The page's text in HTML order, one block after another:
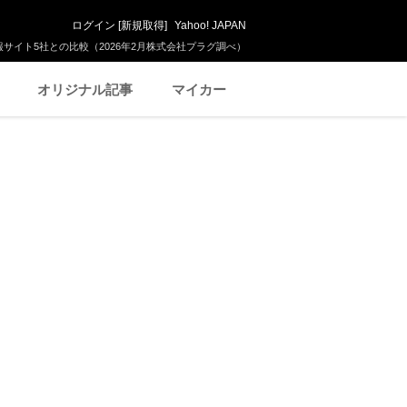
イト5社との比較（2026年2月株式会社プラグ調べ）
ログイン [新規取得] Yahoo! JAPAN
オリジナル記事 マイカー